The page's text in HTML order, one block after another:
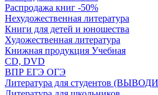
Распродажа книг -50%
Нехудожественная литература
Книги для детей и юношества
Художественная литература
Книжная продукция Учебная
CD, DVD
ВПР ЕГЭ ОГЭ
Литература для студентов